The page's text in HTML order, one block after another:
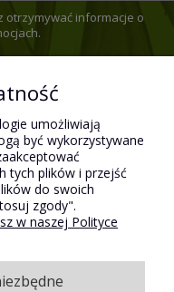
otrzymywać informacje o
umożliwiają
być wykorzystywane
tych plików i przejść
do swoich
zgody".
w naszej Polityce